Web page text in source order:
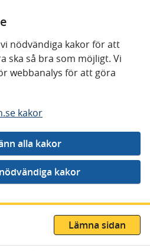
nödvändiga kakor för att
ska så bra som möjligt. Vi
webbanalys för att göra
kakor
Lämna sidan